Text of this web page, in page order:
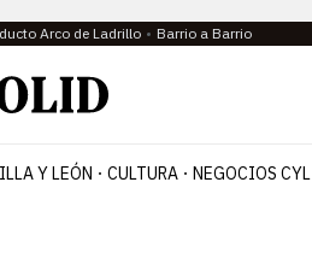
Arco de Ladrillo Barrio a Barrio
Y LEÓN CULTURA NEGOCIOS CYL